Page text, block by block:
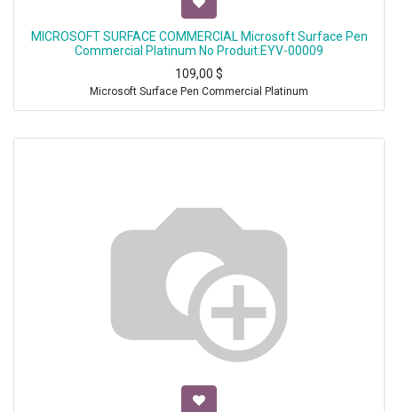
MICROSOFT SURFACE COMMERCIAL Microsoft Surface Pen
Commercial Platinum No Produit:EYV-00009
109,00 $
Microsoft Surface Pen Commercial Platinum